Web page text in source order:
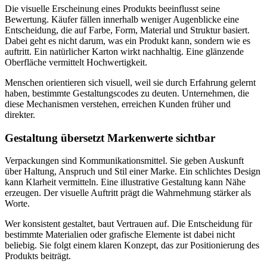
Die visuelle Erscheinung eines Produkts beeinflusst seine
Bewertung. Käufer fällen innerhalb weniger Augenblicke eine
Entscheidung, die auf Farbe, Form, Material und Struktur basiert.
Dabei geht es nicht darum, was ein Produkt kann, sondern wie es
auftritt. Ein natürlicher Karton wirkt nachhaltig. Eine glänzende
Oberfläche vermittelt Hochwertigkeit.
Menschen orientieren sich visuell, weil sie durch Erfahrung gelernt
haben, bestimmte Gestaltungscodes zu deuten. Unternehmen, die
diese Mechanismen verstehen, erreichen Kunden früher und
direkter.
Gestaltung übersetzt Markenwerte sichtbar
Verpackungen sind Kommunikationsmittel. Sie geben Auskunft
über Haltung, Anspruch und Stil einer Marke. Ein schlichtes Design
kann Klarheit vermitteln. Eine illustrative Gestaltung kann Nähe
erzeugen. Der visuelle Auftritt prägt die Wahrnehmung stärker als
Worte.
Wer konsistent gestaltet, baut Vertrauen auf. Die Entscheidung für
bestimmte Materialien oder grafische Elemente ist dabei nicht
beliebig. Sie folgt einem klaren Konzept, das zur Positionierung des
Produkts beiträgt.